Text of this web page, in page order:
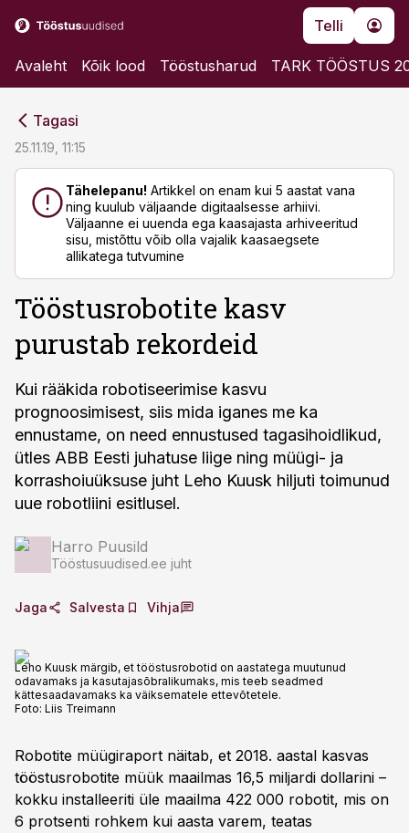
Telli
Avaleht Kõik lood Tööstusharud TARK TÖÖSTUS
Tagasi
25.11.19, 11:15
Tähelepanu! Artikkel on enam kui 5 aastat vana
ning kuulub väljaande digitaalsesse arhiivi.
Väljaanne ei uuenda ega kaasajasta arhiveeritud
sisu, mistõttu võib olla vajalik kaasaegsete
allikatega tutvumine
Tööstusrobotite kasv
purustab rekordeid
Kui rääkida robotiseerimise kasvu
prognoosimisest, siis mida iganes me ka
ennustame, on need ennustused tagasihoidlikud,
ütles ABB Eesti juhatuse liige ning müügi- ja
korrashoiuüksuse juht Leho Kuusk hiljuti toimunud
uue robotliini esitlusel.
Harro Puusild
Tööstusuudised.ee juht
Jaga Salvesta Vihja
Leho Kuusk märgib, et tööstusrobotid on aastatega muutunud
odavamaks ja kasutajasõbralikumaks, mis teeb seadmed
kättesaadavamaks ka väiksematele ettevõtetele.
Foto: Liis Treimann
Robotite müügiraport näitab, et 2018. aastal kasvas
tööstusrobotite müük maailmas 16,5 miljardi dollarini –
kokku installeeriti üle maailma 422 000 robotit, mis on
6 protsenti rohkem kui aasta varem, teatas